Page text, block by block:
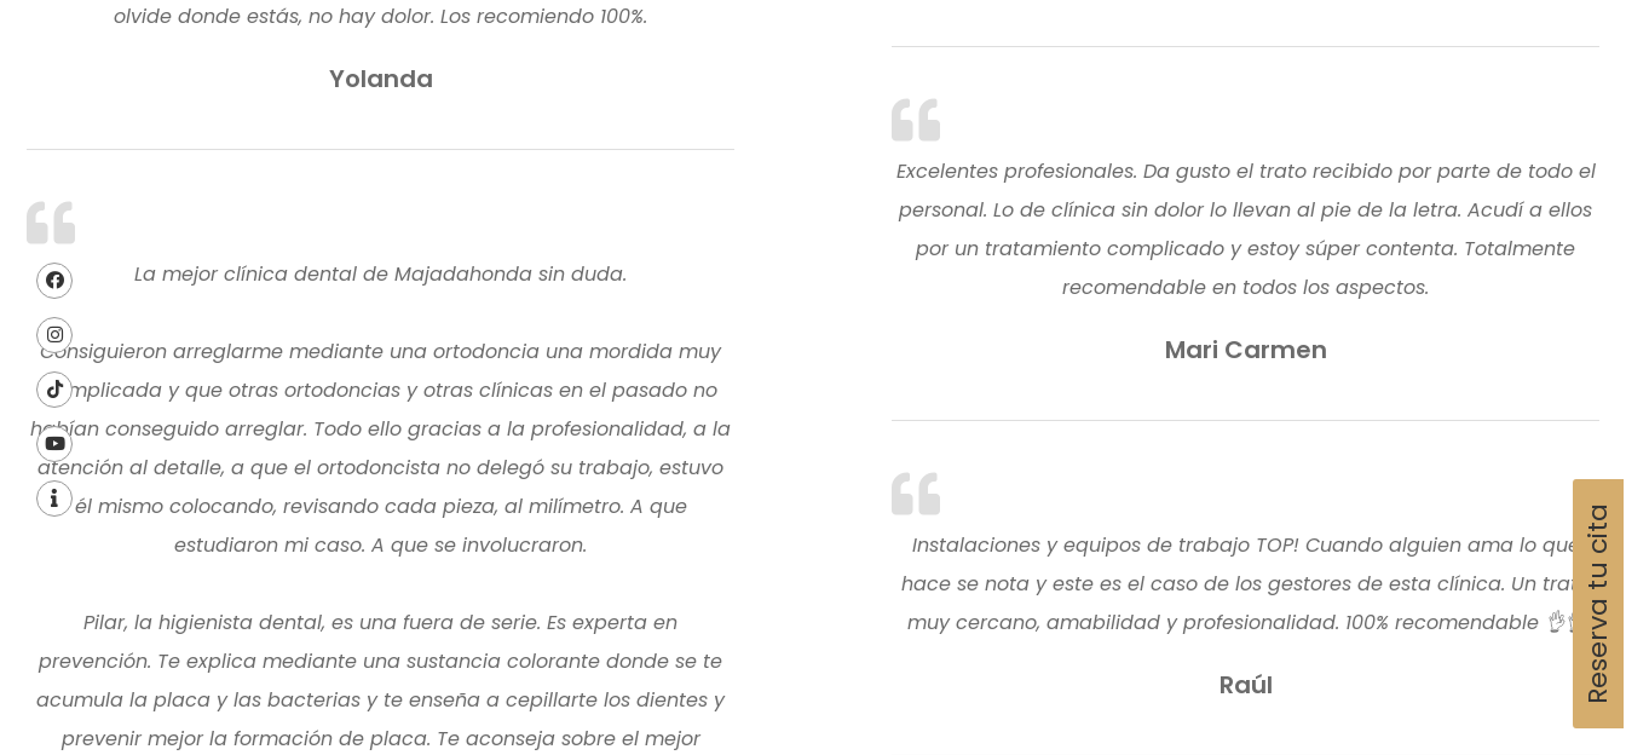
olvide donde estás, no hay dolor. Los recomiendo 100%.
Yolanda
La mejor clínica dental de Majadahonda sin duda.
Consiguieron arreglarme mediante una ortodoncia una mordida muy
complicada y que otras ortodoncias y otras clínicas en el pasado no
habían conseguido arreglar. Todo ello gracias a la profesionalidad, a la
atención al detalle, a que el ortodoncista no delegó su trabajo, estuvo
él mismo colocando, revisando cada pieza, al milímetro. A que
estudiaron mi caso. A que se involucraron.
Pilar, la higienista dental, es una fuera de serie. Es experta en
prevención. Te explica mediante una sustancia colorante donde se te
acumula la placa y las bacterias y te enseña a cepillarte los dientes y
prevenir mejor la formación de placa. Te aconseja sobre el mejor
Excelentes profesionales. Da gusto el trato recibido por parte de todo el
personal. Lo de clínica sin dolor lo llevan al pie de la letra. Acudí a ellos
por un tratamiento complicado y estoy súper contenta. Totalmente
recomendable en todos los aspectos.
Mari Carmen
Instalaciones y equipos de trabajo TOP! Cuando alguien ama lo que
hace se nota y este es el caso de los gestores de esta clínica. Un trato
muy cercano, amabilidad y profesionalidad. 100% recomendable 👌👌
Raúl Reserva tu cita